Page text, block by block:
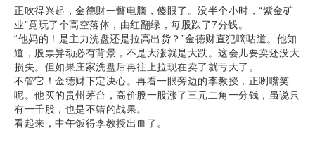
正吹得兴起，金德财一瞥电脑，傻眼了。没半个小时，“紫金矿
业”竟玩了个高空落体，由红翻绿，每股跌了7分钱。
“他妈的！是主力洗盘还是拉高出货？”金德财直犯嘀咕道。他知
道，股票异动必有背景，不是大涨就是大跌。这会儿要卖还没大
损失。但如果庄家洗盘后再往上拉现在卖了就亏大了。
不管它！金德财下定决心。再看一眼旁边的李教授，正咧嘴笑
呢。他买的贵州茅台，高价股一股涨了三元二角一分钱，虽说只
有一千股，也是不错的战果。
看起来，中午饭得李教授出血了。